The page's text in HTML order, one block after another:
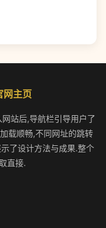
网主页
站后,导航栏引导用户了
载顺畅,不同网址的跳转
了设计方法与成果.整个
直接.